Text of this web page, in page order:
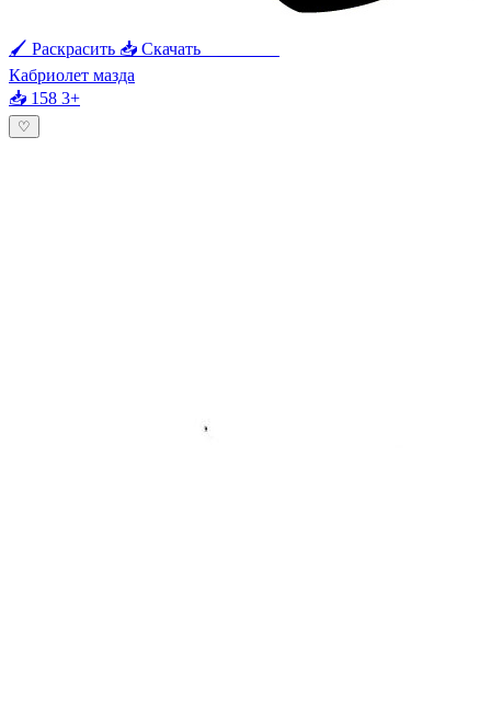
🖌 Раскрасить 📥 Скачать
Кабриолет мазда
📥 158 3+
♡